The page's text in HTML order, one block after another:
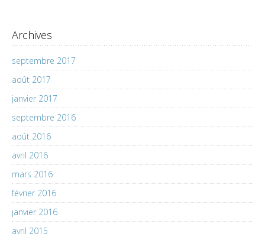
Archives
septembre 2017
août 2017
janvier 2017
septembre 2016
août 2016
avril 2016
mars 2016
février 2016
janvier 2016
avril 2015